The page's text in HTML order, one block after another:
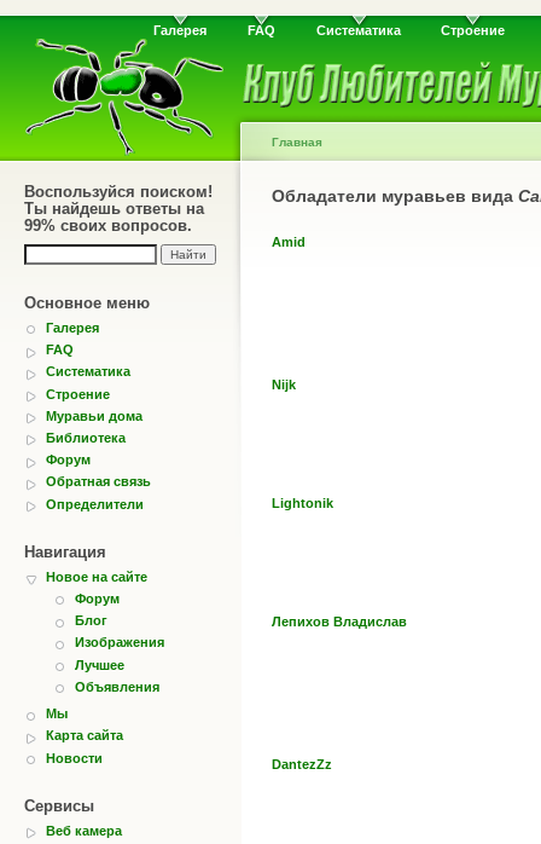
Галерея FAQ Систематика Строение
Воспользуйся поиском!
Ты найдешь ответы на
99% своих вопросов.
Основное меню
Галерея
FAQ
Систематика
Строение
Муравьи дома
Библиотека
Форум
Обратная связь
Определители
Навигация
Новое на сайте
Форум
Блог
Изображения
Лучшее
Объявления
Мы
Карта сайта
Новости
Сервисы
Веб камера
Главная
Обладатели муравьев вида
Amid
Nijk
Lightonik
Лепихов Владислав
DantezZz